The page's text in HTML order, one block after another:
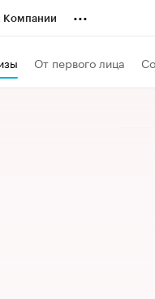
Компании ...
От первого лица